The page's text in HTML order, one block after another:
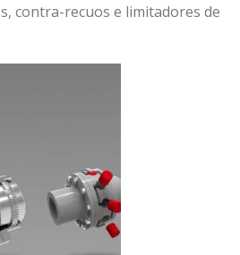
contra-recuos e limitadores de